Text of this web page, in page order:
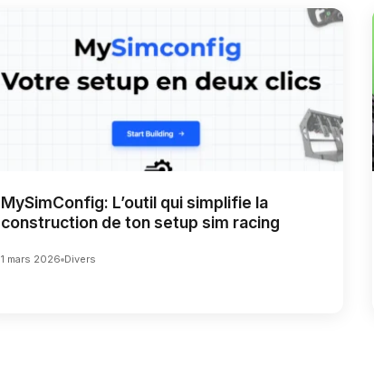
MySimConfig: L’outil qui simplifie la
construction de ton setup sim racing
1 mars 2026 Divers